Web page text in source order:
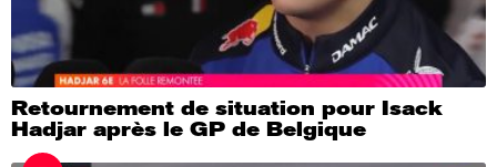
Retournement de situation pour Isack
Hadjar après le GP de Belgique